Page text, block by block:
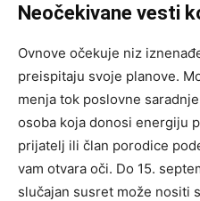
Neočekivane vesti
Ovnove očekuje niz
preispitaju svoje planove.
menja tok poslovne
osoba koja donosi energiju
prijatelj ili član porodice
vam otvara oči. Do 15.
slučajan susret može nositi